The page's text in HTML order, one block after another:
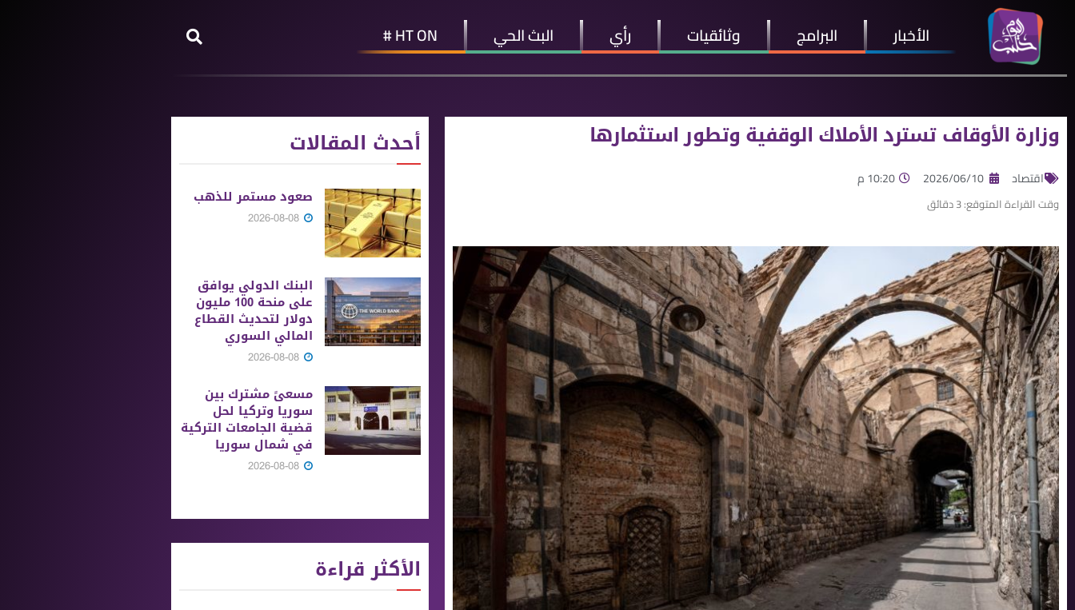
الأخبار البرامج وثائقيات رأي البث الحي HT ON #
وزارة الأوقاف تسترد الأملاك الوقفية وتطور استثمارها
اقتصاد 2026/06/10 10:20 م
وقت القراءة المتوقع:3دقائق
أحدث المقالات
صعود مستمر للذهب
البنك الدولي يوافق
على منحة 100 مليون
دولار لتحديث القطاع
المالي السوري
مسعىً مشترك بين
سوريا وتركيا لحل
قضية الجامعات التركية
في شمال سوريا
الأكثر قراءة